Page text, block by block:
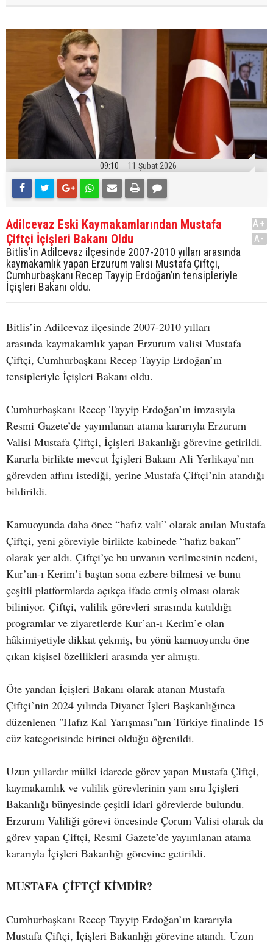
09:10 11 Şubat 2026
Adilcevaz Eski Kaymakamlarından Mustafa
Çiftçi İçişleri Bakanı Oldu
Bitlis’in Adilcevaz ilçesinde 2007-2010 yılları arasında
kaymakamlık yapan Erzurum valisi Mustafa Çiftçi,
Cumhurbaşkanı Recep Tayyip Erdoğan’ın tensipleriyle
İçişleri Bakanı oldu.
A+
A-
Bitlis’in Adilcevaz ilçesinde 2007-2010 yılları
arasında kaymakamlık yapan Erzurum valisi Mustafa
Çiftçi, Cumhurbaşkanı Recep Tayyip Erdoğan’ın
tensipleriyle İçişleri Bakanı oldu.
Cumhurbaşkanı Recep Tayyip Erdoğan’ın imzasıyla
Resmi Gazete’de yayımlanan atama kararıyla Erzurum
Valisi Mustafa Çiftçi, İçişleri Bakanlığı görevine getirildi.
Kararla birlikte mevcut İçişleri Bakanı Ali Yerlikaya’nın
görevden affını istediği, yerine Mustafa Çiftçi’nin atandığı
bildirildi.
Kamuoyunda daha önce “hafız vali” olarak anılan Mustafa
Çiftçi, yeni göreviyle birlikte kabinede “hafız bakan”
olarak yer aldı. Çiftçi’ye bu unvanın verilmesinin nedeni,
Kur’an-ı Kerim’i baştan sona ezbere bilmesi ve bunu
çeşitli platformlarda açıkça ifade etmiş olması olarak
biliniyor. Çiftçi, valilik görevleri sırasında katıldığı
programlar ve ziyaretlerde Kur’an-ı Kerim’e olan
hâkimiyetiyle dikkat çekmiş, bu yönü kamuoyunda öne
çıkan kişisel özellikleri arasında yer almıştı.
Öte yandan İçişleri Bakanı olarak atanan Mustafa
Çiftçi’nin 2024 yılında Diyanet İşleri Başkanlığınca
düzenlenen "Hafız Kal Yarışması"nın Türkiye finalinde 15
cüz kategorisinde birinci olduğu öğrenildi.
Uzun yıllardır mülki idarede görev yapan Mustafa Çiftçi,
kaymakamlık ve valilik görevlerinin yanı sıra İçişleri
Bakanlığı bünyesinde çeşitli idari görevlerde bulundu.
Erzurum Valiliği görevi öncesinde Çorum Valisi olarak da
görev yapan Çiftçi, Resmi Gazete’de yayımlanan atama
kararıyla İçişleri Bakanlığı görevine getirildi.
MUSTAFA ÇİFTÇİ KİMDİR?
Cumhurbaşkanı Recep Tayyip Erdoğan’ın kararıyla
Mustafa Çiftçi, İçişleri Bakanlığı görevine atandı. Uzun